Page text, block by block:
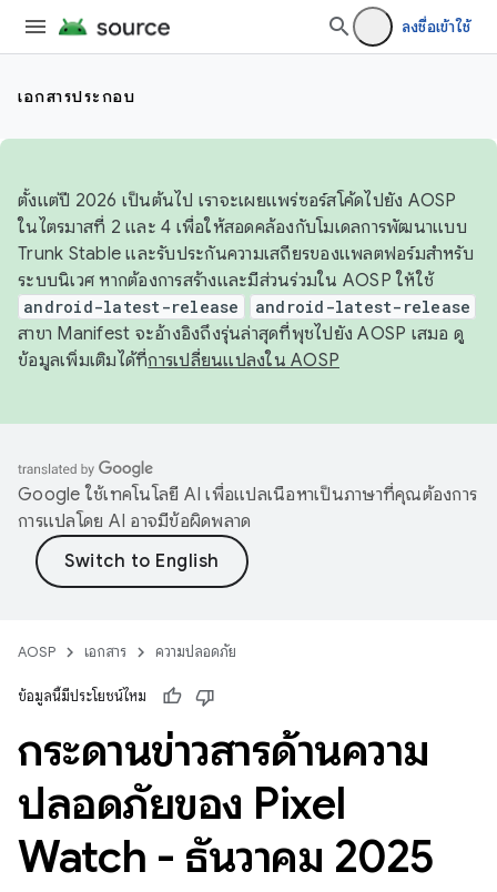
ลงชื่อเข้าใช้
เอกสารประกอบ
ตั้งแต่ปี 2026 เป็นต้นไป เราจะเผยแพร่ซอร์สโค้ดไปยัง AOSP
ในไตรมาสที่ 2 และ 4 เพื่อให้สอดคล้องกับโมเดลการพัฒนาแบบ
Trunk Stable และรับประกันความเสถียรของแพลตฟอร์มสำหรับ
ระบบนิเวศ หากต้องการสร้างและมีส่วนร่วมใน AOSP ให้ใช้
android-latest-release android-latest-release
สาขา Manifest จะอ้างอิงถึงรุ่นล่าสุดที่พุชไปยัง AOSP เสมอ ดู
ข้อมูลเพิ่มเติมได้ที่การเปลี่ยนแปลงใน AOSP
Google ใช้เทคโนโลยี AI เพื่อแปลเนื้อหาเป็นภาษาที่คุณต้องการ
การแปลโดย AI อาจมีข้อผิดพลาด
AOSP เอกสาร ความปลอดภัย
ข้อมูลนี้มีประโยชน์ไหม
กระดานข่าวสารด้านความ
ปลอดภัยของ Pixel
Watch - ธันวาคม 2025